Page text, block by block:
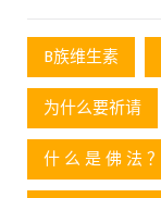
B族维生素
为什么要祈请
什 么 是 佛 法 ？